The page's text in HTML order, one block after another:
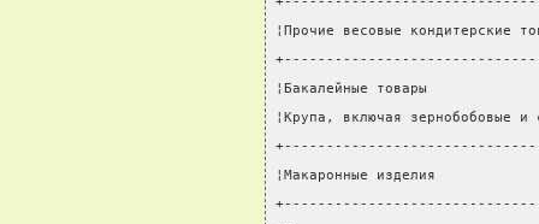
¦Прочие весовые
¦Бакалейные товары
¦Крупа, включая
¦Макаронные изделия